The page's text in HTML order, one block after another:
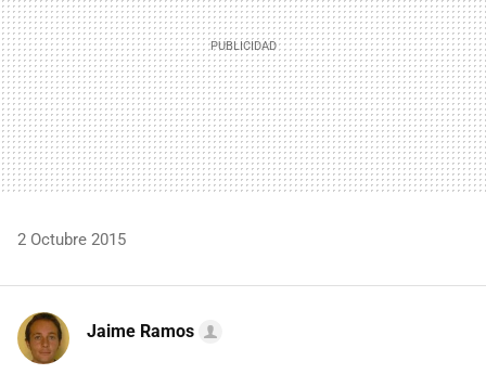
2 Octubre 2015
Jaime Ramos